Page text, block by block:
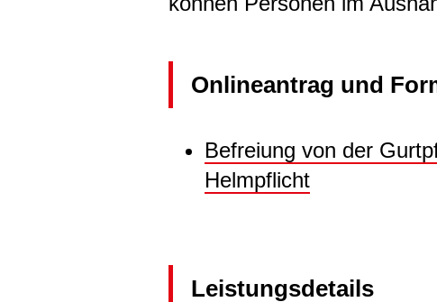
Onlineantrag und
Befreiung von der
Helmpflicht
Leistungsdetails